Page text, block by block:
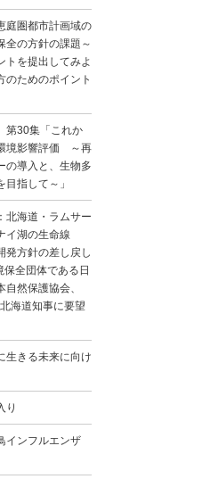
庭圏都市計画域の
全の方針の課題～
トを提出してみよ
のためのポイント
30集「これか
境影響評価 ～再
の導入と、生物多
指して～」
北海道・ラムサー
イ湖の生命線
発方針の差し戻し
全団体である日
然保護協会、
海道知事に要望
生きる未来に向け
り
インフルエンザ